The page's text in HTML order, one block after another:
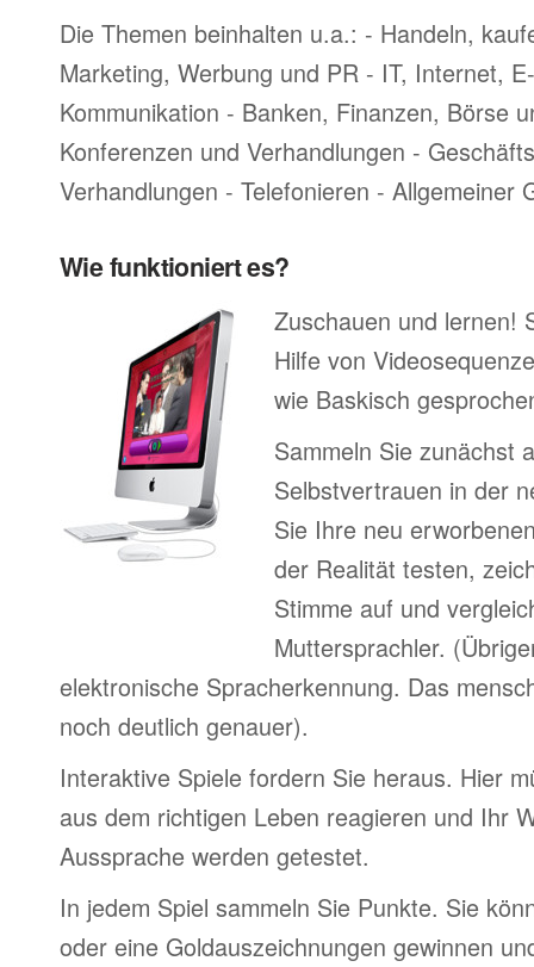
Die Themen beinhalten u.a.: - Handeln,
Marketing, Werbung und PR - IT, Internet,
Kommunikation - Banken, Finanzen, Börse
Konferenzen und Verhandlungen -
Verhandlungen - Telefonieren - Allgemeiner
Wie funktioniert es?
Zuschauen und lernen!
Hilfe von
wie Baskisch
Sammeln Sie zunächst
Selbstvertrauen in der
Sie Ihre neu
der Realität testen,
Stimme auf und
Muttersprachler.
elektronische Spracherkennung. Das
noch deutlich genauer).
Interaktive Spiele fordern Sie heraus. Hier
aus dem richtigen Leben reagieren und Ihr
Aussprache werden getestet.
In jedem Spiel sammeln Sie Punkte. Sie
oder eine Goldauszeichnungen gewinnen